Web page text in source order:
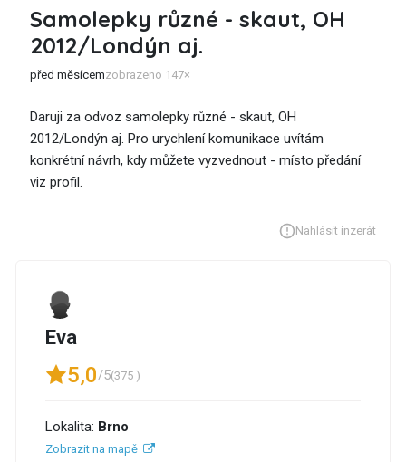
Samolepky různé - skaut, OH
2012/Londýn aj.
před měsícemzobrazeno 147×
Daruji za odvoz samolepky různé - skaut, OH
2012/Londýn aj. Pro urychlení komunikace uvítám
konkrétní návrh, kdy můžete vyzvednout - místo předání
viz profil.
Nahlásit inzerát
Eva
5,0/5(375 )
Lokalita: Brno
Zobrazit na mapě